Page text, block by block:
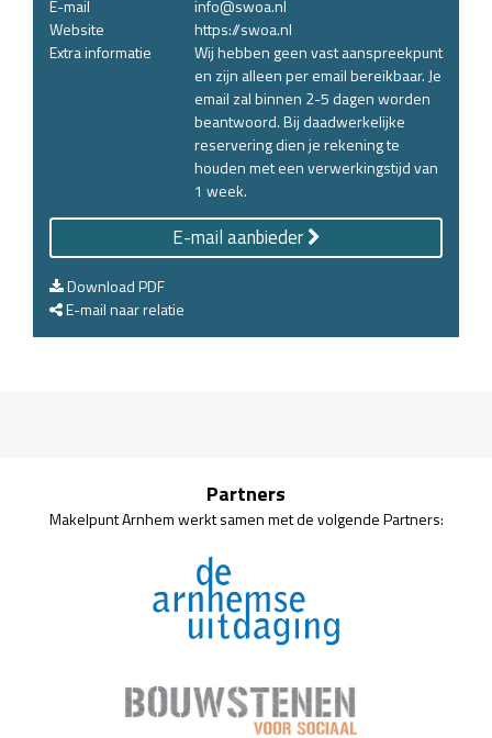
E-mail
info@swoa.nl
Website
https://swoa.nl
Extra informatie
Wij hebben geen vast aanspreekpunt
en zijn alleen per email bereikbaar. Je
email zal binnen 2-5 dagen worden
beantwoord. Bij daadwerkelijke
reservering dien je rekening te
houden met een verwerkingstijd van
1 week.
E-mail aanbieder
Download PDF
E-mail naar relatie
Partners
Makelpunt Arnhem werkt samen met de volgende Partners: